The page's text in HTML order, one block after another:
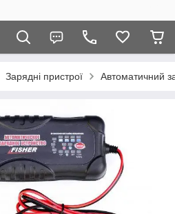
Зарядні пристрої Автоматичний